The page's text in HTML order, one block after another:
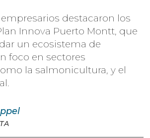
destacaron los
Innova Puerto Montt, que
un ecosistema de
foco en sectores
la salmonicultura, y el